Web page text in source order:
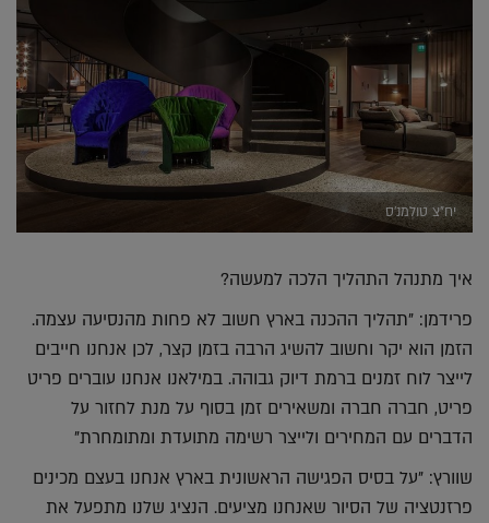
יח"צ טולמנ'ס
איך מתנהל התהליך הלכה למעשה?
פרידמן: "תהליך ההכנה בארץ חשוב לא פחות מהנסיעה עצמה.
הזמן הוא יקר וחשוב להשיג הרבה בזמן קצר, לכן אנחנו חייבים
לייצר לוח זמנים ברמת דיוק גבוהה. במילאנו אנחנו עוברים פריט
פריט, חברה חברה ומשאירים זמן בסוף על מנת לחזור על
הדברים עם המחירים ולייצר רשימה מתועדת ומתומחרת"
שוורץ: "על בסיס הפגישה הראשונית בארץ אנחנו בעצם מכינים
פרזנטציה של הסיור שאנחנו מציעים. הנציג שלנו מתפעל את